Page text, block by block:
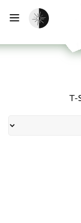
تفعيل الوضع المظلم
T-